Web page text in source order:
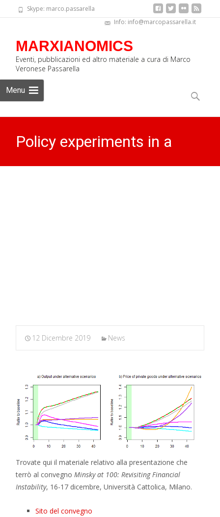
Skype: marco.passarella
Info: info@marcopassarella.it
MARXIANOMICS
Eventi, pubblicazioni ed altro materiale a cura di Marco
Veronese Passarella
Menu
to
content
Ricerca
Policy experiments in a
12 Dicembre 2019 News
Trovate qui il materiale relativo alla presentazione che
terrò al convegno Minsky at 100: Revisiting Financial
Instability, 16-17 dicembre, Università Cattolica, Milano.
Sito del convegno